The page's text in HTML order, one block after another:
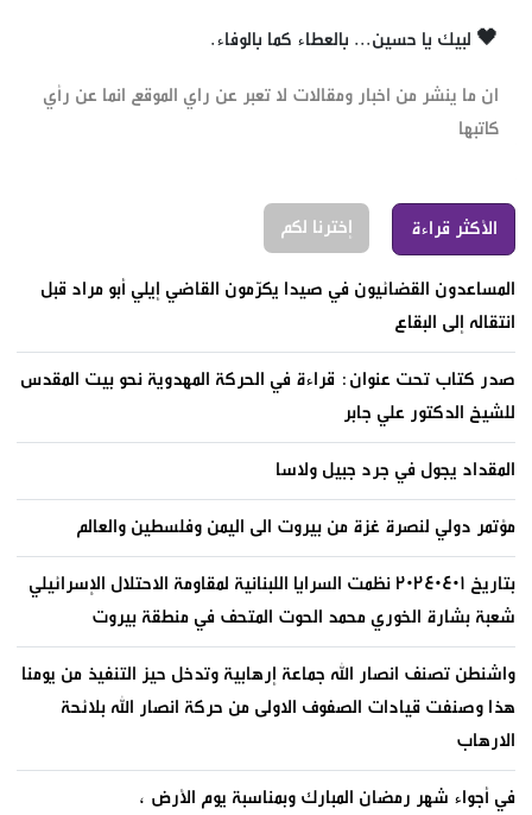
🖤 لبيك يا حسين... بالعطاء كما بالوفاء.
ان ما ينشر من اخبار ومقالات لا تعبر عن راي الموقع انما عن رأي
كاتبها
الأكثر قراءة إخترنا لكم
المساعدون القضائيون في صيدا يكرّمون القاضي إيلي أبو مراد قبل
انتقاله إلى البقاع
صدر كتاب تحت عنوان: قراءة في الحركة المهدوية نحو بيت المقدس
للشيخ الدكتور علي جابر
المقداد يجول في جرد جبيل ولاسا
مؤتمر دولي لنصرة غزة من بيروت الى اليمن وفلسطين والعالم
بتاريخ ٢٠٢٤٠٤٠١ نظمت السرايا اللبنانية لمقاومة الاحتلال الإسرائيلي
شعبة بشارة الخوري محمد الحوت المتحف في منطقة بيروت
واشنطن تصنف انصار الله جماعة إرهابية وتدخل حيز التنفيذ من يومنا
هذا وصنفت قيادات الصفوف الاولى من حركة انصار الله بلائحة
الارهاب
في أجواء شهر رمضان المبارك وبمناسبة يوم الأرض ،